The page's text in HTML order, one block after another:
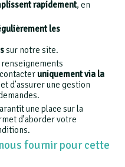
rapidement, en
les
sur notre site.
uniquement via la
d’assurer une gestion
une place sur la
d’aborder votre
fournir pour cette